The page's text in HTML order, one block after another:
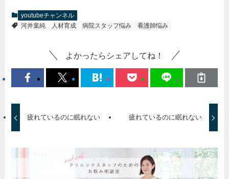
youtubeチャンネル
河井葉純
人材育成 病院スタッフ悩み 看護師悩み
よかったらシェアしてね！
疲れているのに眠れない 疲れているのに眠れない